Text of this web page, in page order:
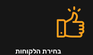
בחירת הלקוחות